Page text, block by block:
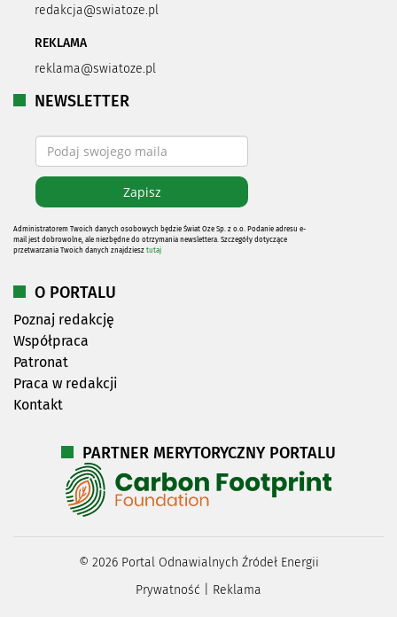
redakcja@swiatoze.pl
REKLAMA
reklama@swiatoze.pl
NEWSLETTER
Administratorem Twoich danych osobowych będzie Świat Oze Sp. z o.o. Podanie adresu e-
mail jest dobrowolne, ale niezbędne do otrzymania newslettera. Szczegóły dotyczące
przetwarzania Twoich danych znajdziesz tutaj
O PORTALU
Poznaj redakcję
Współpraca
Patronat
Praca w redakcji
Kontakt
PARTNER MERYTORYCZNY PORTALU
© 2026Portal Odnawialnych Źródeł Energii
Prywatność
Reklama